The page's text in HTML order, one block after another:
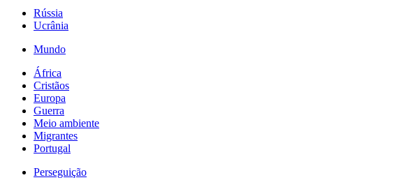
Rússia
Ucrânia
Mundo
África
Cristãos
Europa
Guerra
Meio ambiente
Migrantes
Portugal
Perseguição